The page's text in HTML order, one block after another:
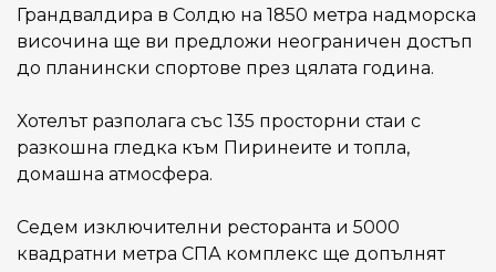
Грандвалдира в Солдю на 1850 метра надморска
височина ще ви предложи неограничен достъп
до планински спортове през цялата година.
Хотелът разполага със 135 просторни стаи с
разкошна гледка към Пиринеите и топла,
домашна атмосфера.
Седем изключителни ресторанта и 5000
квадратни метра СПА комплекс ще допълнят